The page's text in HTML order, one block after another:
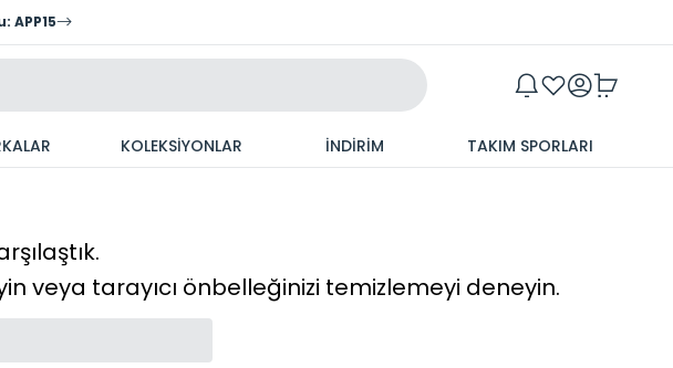
APP15
KOLEKSİYONLAR İNDİRİM TAKIM SPORLARI
veya tarayıcı önbelleğinizi temizlemeyi deneyin.